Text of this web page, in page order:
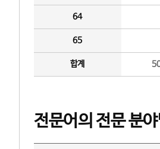
64
65
합계
전문어의 전문 분